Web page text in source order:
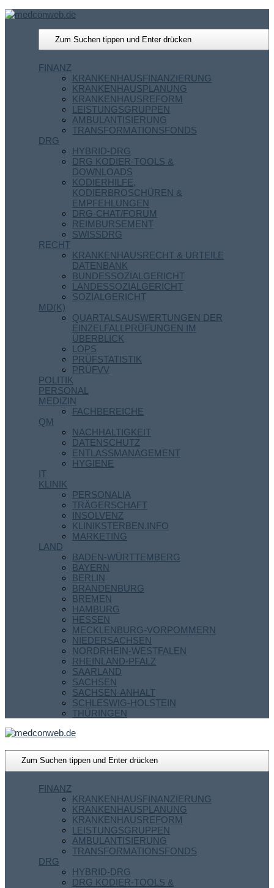
FINANZ
KRANKENHAUSFINANZIERUNG
KRANKENHAUSPLANUNG
KRANKENHAUSREFORM
LEISTUNGSGRUPPEN
AMBULANTISIERUNG
TRANSFORMATIONSFONDS
DRG
HYBRID-DRG
DRG KODIER-TOOLS &
DOWNLOADS
KODIERHILFE,
KODIERBROSCHÜREN &
EMPFEHLUNGEN
DRG-CHAT/FORUM
REIMBURSEMENT
SWISSDRG
RECHT
KRANKENHAUSRECHT & URTEILE
DATENBANK
BUNDESSOZIALGERICHT
LANDESSOZIALGERICHT
SOZIALGERICHT
MD(K)
QUARTALSAUSWERTUNGEN DER
EINZELFALLPRÜFUNGEN IM
ÜBERBLICK
LOPS
PRÜFSTATISTIK
PRÜFVV
POLITIK
PERSONAL
MEDIZIN
FACHBEREICHE
QM
NACHHALTIGKEIT
DATENSCHUTZ
ENTLASSMANAGEMENT
HYGIENE
IT
KLINIK
PERSONALIA
TRÄGERSCHAFT
INSOLVENZ
KLINIKSTERBEN.INFO
MARKETING
LAND
BADEN-WÜRTTEMBERG
BAYERN
BERLIN
BRANDENBURG
BREMEN
HAMBURG
HESSEN
MECKLENBURG-VORPOMMERN
NIEDERSACHSEN
NORDRHEIN-WESTFALEN
RHEINLAND-PFALZ
SAARLAND
SACHSEN
SACHSEN-ANHALT
SCHLESWIG-HOLSTEIN
THÜRINGEN
FINANZ
KRANKENHAUSFINANZIERUNG
KRANKENHAUSPLANUNG
KRANKENHAUSREFORM
LEISTUNGSGRUPPEN
AMBULANTISIERUNG
TRANSFORMATIONSFONDS
DRG
HYBRID-DRG
DRG KODIER-TOOLS &